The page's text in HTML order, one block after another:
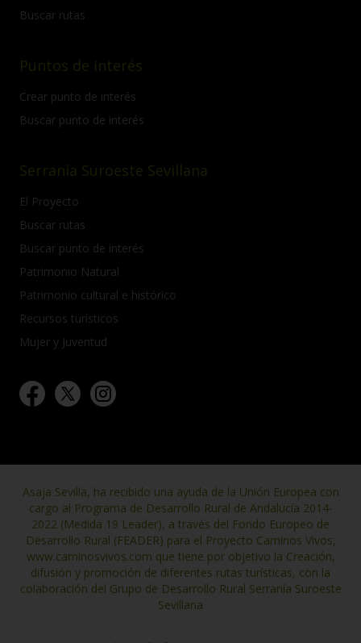
Buscar rutas
Puntos de interés
Crear punto de interés
Buscar punto de interés
Serranía Suroeste Sevillana
El Proyecto
Buscar rutas
Buscar punto de interés
Patrimonio Natural
Patrimonio cultural e histórico
Recursos turísticos
Mujer y Juventud
Asaja Sevilla, ha recibido una ayuda de la Unión Europea con
cargo al Programa de Desarrollo Rural de Andalucía 2014-
2022 (Medida 19 Leader), a través del Fondo Europeo de
Desarrollo Rural (FEADER) para el Proyecto Caminos Vivos,
www.caminosvivos.com que tiene por objetivo la Creación,
difusión y promoción de diferentes rutas turísticas, con la
colaboración del Grupo de Desarrollo Rural Serranía Suroeste
Sevillana